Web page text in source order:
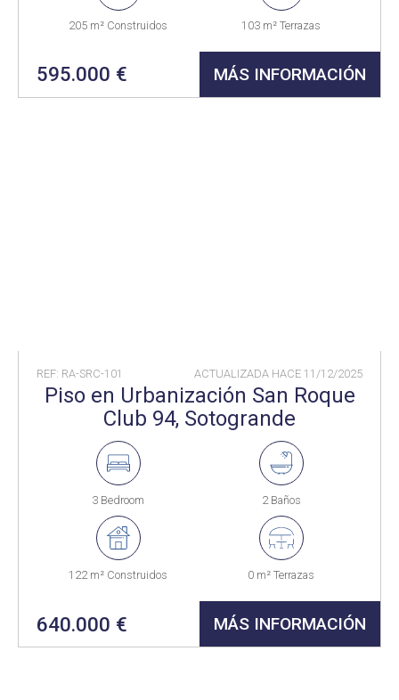
205 m² Construidos 103 m² Terrazas
595.000 € MÁS INFORMACIÓN
REF: RA-SRC-101 ACTUALIZADA HACE 11/12/2025
Piso en Urbanización San Roque
Club 94, Sotogrande
3 Bedroom 2 Baños
122 m² Construidos 0 m² Terrazas
640.000 € MÁS INFORMACIÓN